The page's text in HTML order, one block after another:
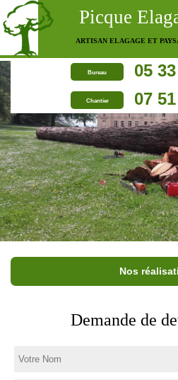
Picque
ARTISAN ELAGAGE ET
Bureau 05
Chantier 07
Nos
Demande de